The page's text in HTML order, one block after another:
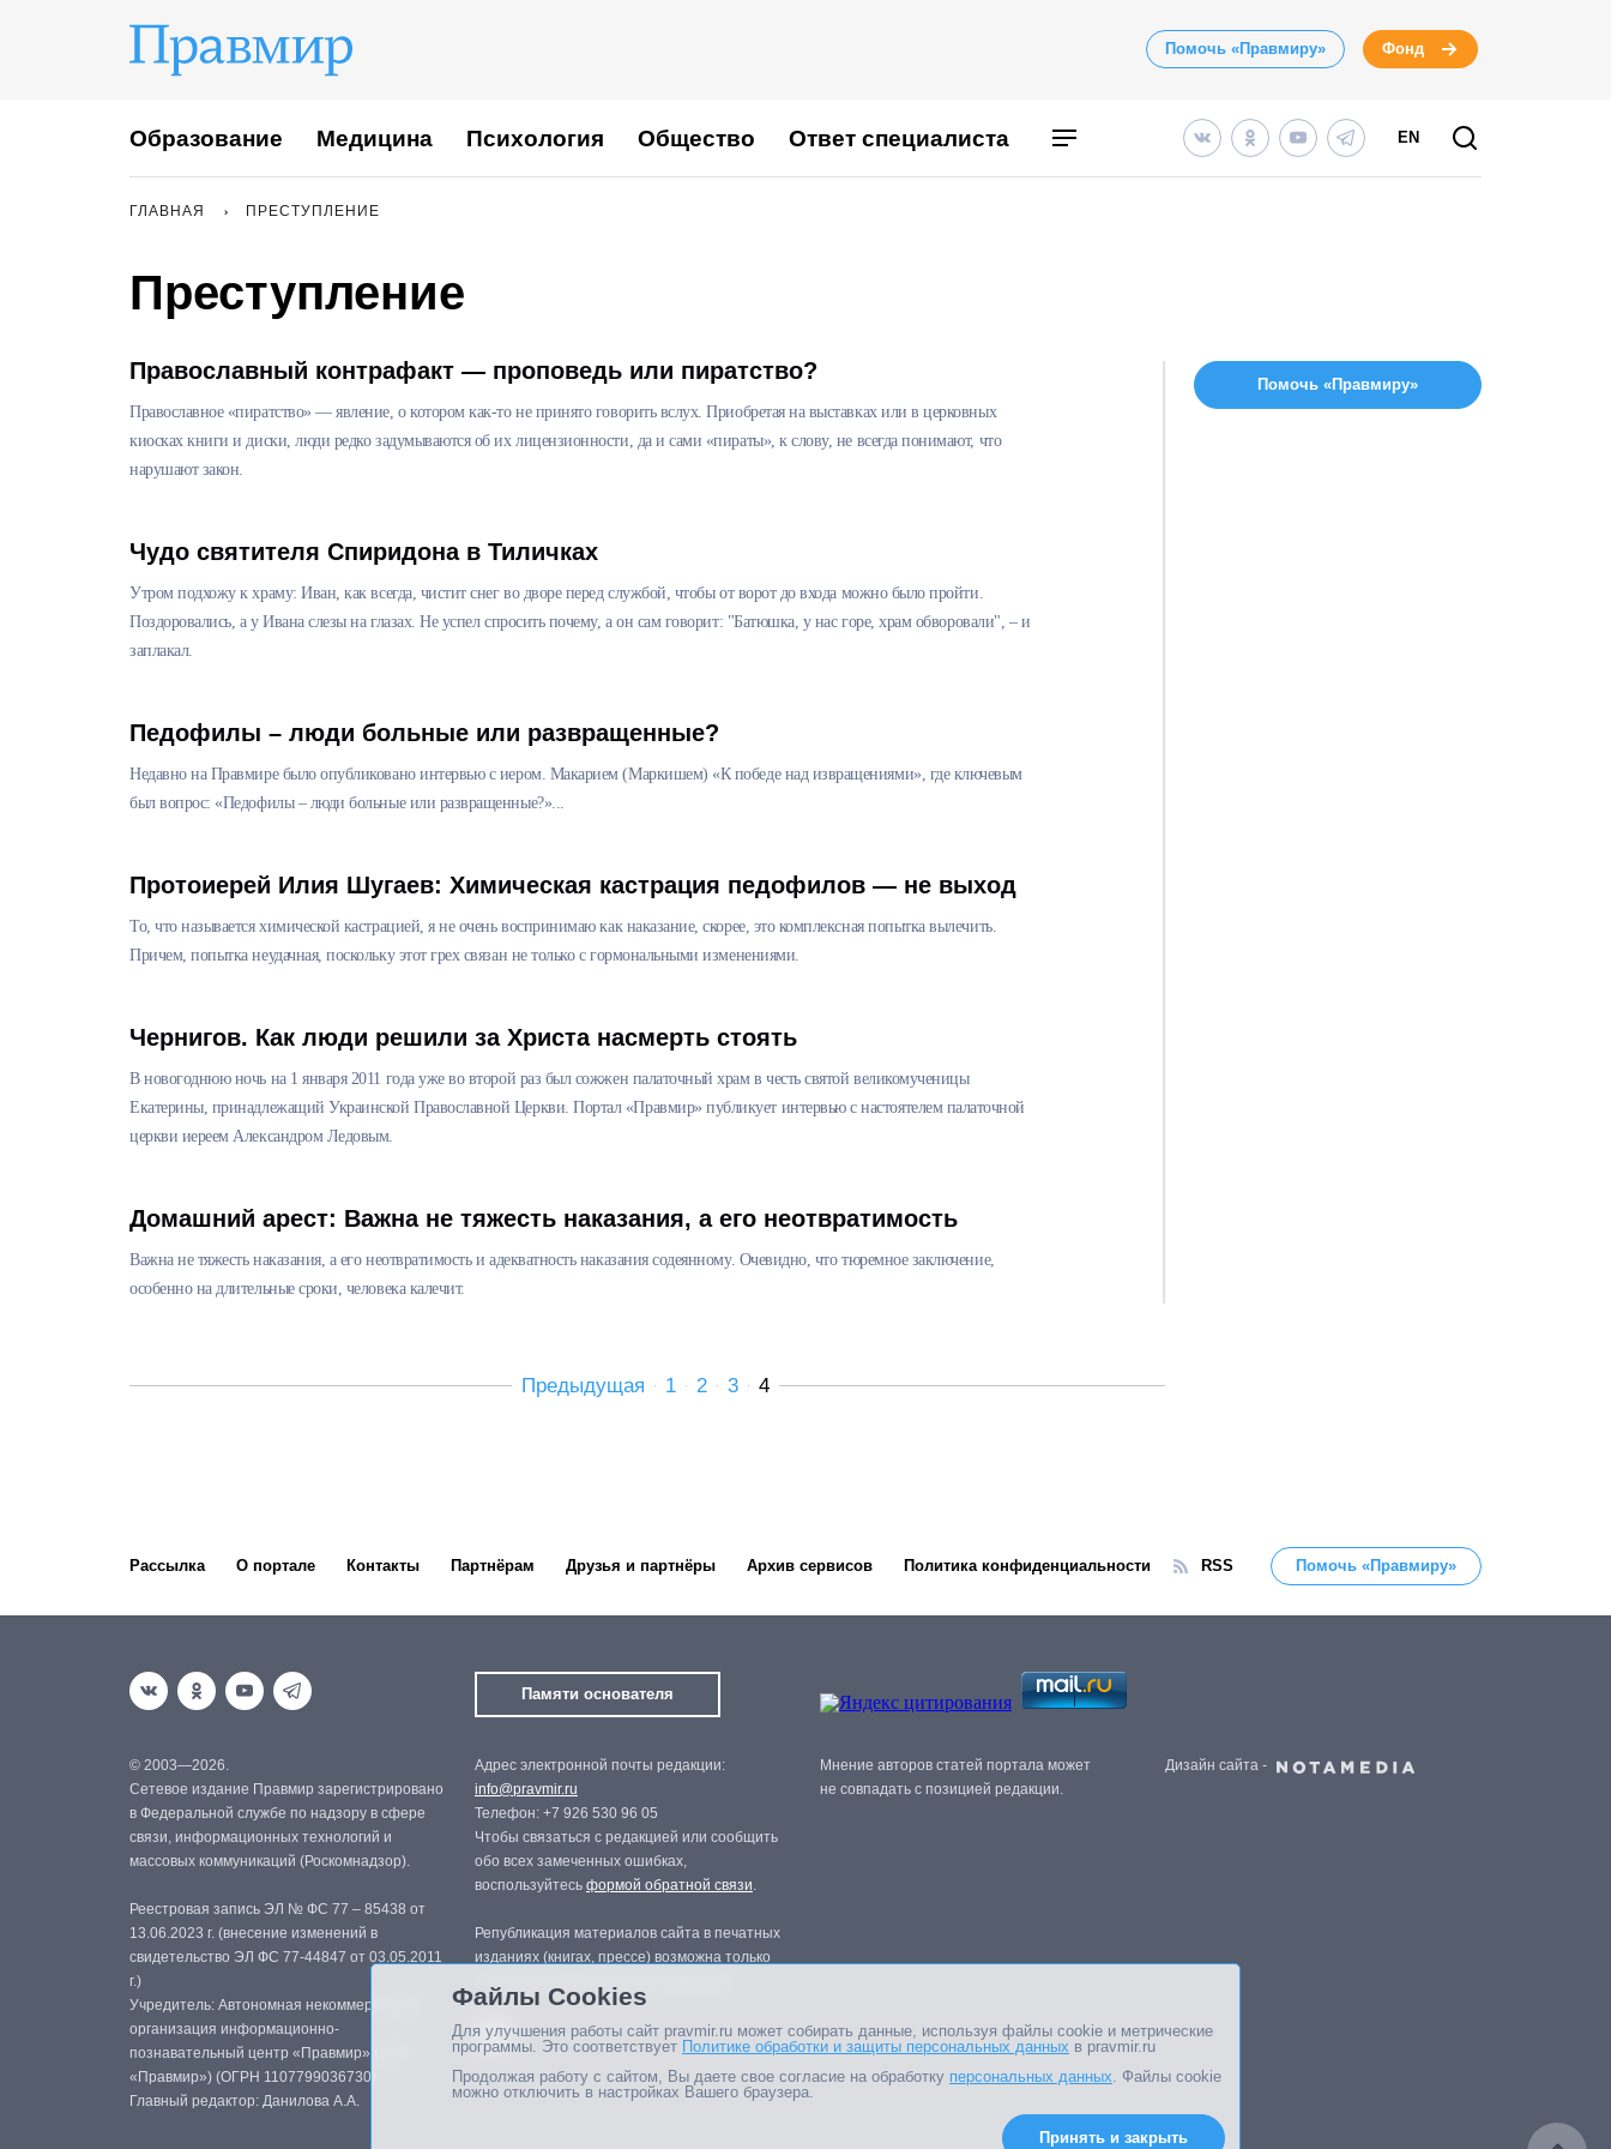
Помочь «Правмиру» Фонд
Образование Медицина Психология Общество Ответ специалиста EN
ГЛАВНАЯ ПРЕСТУПЛЕНИЕ
Преступление
Православный контрафакт — проповедь или пиратство?
Православное «пиратство» — явление, о котором как-то не принято говорить вслух. Приобретая на выставках или в церковных
киосках книги и диски, люди редко задумываются об их лицензионности, да и сами «пираты», к слову, не всегда понимают, что
нарушают закон.
Чудо святителя Спиридона в Тиличках
Утром подхожу к храму: Иван, как всегда, чистит снег во дворе перед службой, чтобы от ворот до входа можно было пройти.
Поздоровались, а у Ивана слезы на глазах. Не успел спросить почему, а он сам говорит: "Батюшка, у нас горе, храм обворовали", – и
заплакал.
Педофилы – люди больные или развращенные?
Недавно на Правмире было опубликовано интервью с иером. Макарием (Маркишем) «К победе над извращениями», где ключевым
был вопрос: «Педофилы – люди больные или развращенные?»...
Протоиерей Илия Шугаев: Химическая кастрация педофилов — не выход
То, что называется химической кастрацией, я не очень воспринимаю как наказание, скорее, это комплексная попытка вылечить.
Причем, попытка неудачная, поскольку этот грех связан не только с гормональными изменениями.
Чернигов. Как люди решили за Христа насмерть стоять
В новогоднюю ночь на 1 января 2011 года уже во второй раз был сожжен палаточный храм в честь святой великомученицы
Екатерины, принадлежащий Украинской Православной Церкви. Портал «Правмир» публикует интервью с настоятелем палаточной
церкви иереем Александром Ледовым.
Домашний арест: Важна не тяжесть наказания, а его неотвратимость
Важна не тяжесть наказания, а его неотвратимость и адекватность наказания содеянному. Очевидно, что тюремное заключение,
особенно на длительные сроки, человека калечит.
Предыдущая 1 2 3 4
Помочь «Правмиру»
Рассылка О портале Контакты Партнёрам Друзья и партнёры Архив сервисов Политика конфиденциальности RSS Помочь «Правмиру»
Памяти основателя
© 2003—2026.
Сетевое издание Правмир зарегистрировано
в Федеральной службе по надзору в сфере
связи, информационных технологий и
массовых коммуникаций (Роскомнадзор).
Реестровая запись ЭЛ № ФС 77 – 85438 от
13.06.2023 г. (внесение изменений в
свидетельство ЭЛ ФС 77-44847 от 03.05.2011
г.)
Учредитель: Автономная некоммерческая
организация информационно-
познавательный центр «Правмир» (АНО
«Правмир») (ОГРН 1107799036730)
Главный редактор: Данилова А.А.
Адрес электронной почты редакции:
info@pravmir.ru
Телефон: +7 926 530 96 05
Чтобы связаться с редакцией или сообщить
обо всех замеченных ошибках,
воспользуйтесь формой обратной связи.
Републикация материалов сайта в печатных
изданиях (книгах, прессе) возможна только
Мнение авторов статей портала может
не совпадать с позицией редакции.
Дизайн сайта -
Файлы Cookies
Для улучшения работы сайт pravmir.ru может собирать данные, используя файлы cookie и метрические
программы. Это соответствует Политике обработки и защиты персональных данных в pravmir.ru
Продолжая работу с сайтом, Вы даете свое согласие на обработку персональных данных. Файлы cookie
можно отключить в настройках Вашего браузера.
Принять и закрыть